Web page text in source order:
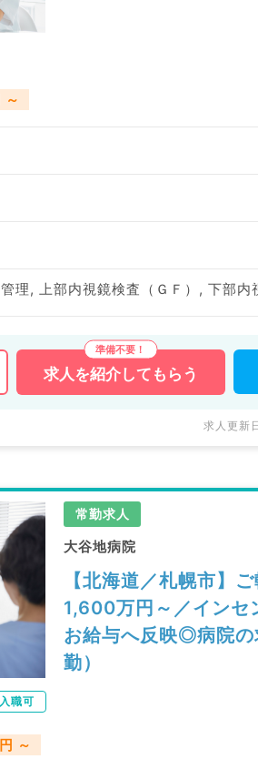
理, 上部内視鏡検査（ＧＦ）, 下部内
求人を紹介してもらう
求人更新
常勤求人
大谷地病院
【北海道／札幌市】
1,600万円～／インセ
お給与へ反映◎病院の
勤）
職可
～